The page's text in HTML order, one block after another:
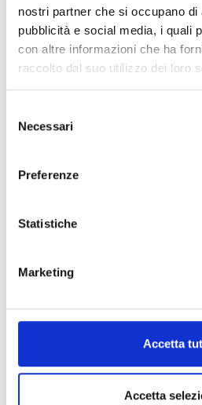
nostri partner che si occupano di
pubblicità e social media, i quali
con altre informazioni che ha
raccolto dal suo utilizzo dei loro
delNecessari
Preferenze
Statistiche
Marketing
Accetta
Accetta
Seminario 20 marzo 2025
Seminario 18 marzo 2025